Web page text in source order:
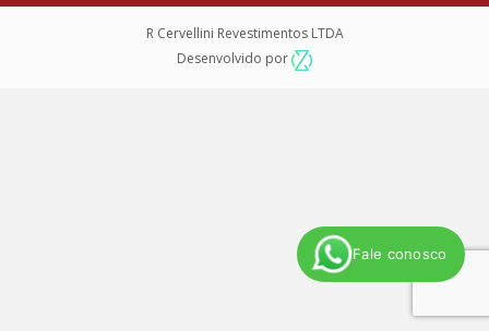
Fale conosco
R Cervellini Revestimentos LTDA
Desenvolvido por